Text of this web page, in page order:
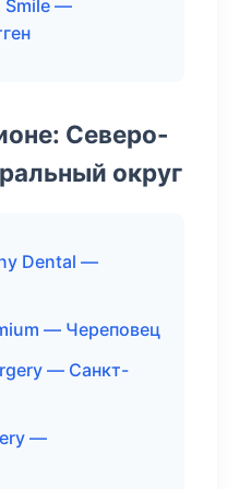
Smile —
Северо-
округ
Dental —
— Череповец
— Санкт-
—